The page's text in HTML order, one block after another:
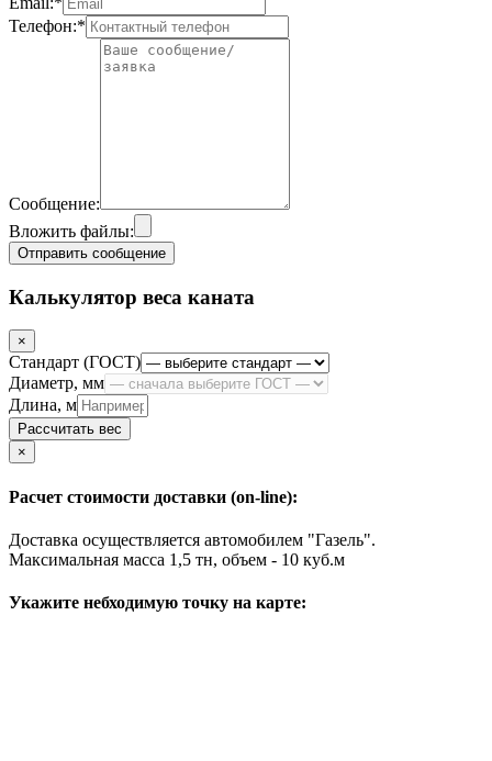
Телефон:*
Сообщение:
Вложить файлы:
Отправить сообщение
Калькулятор веса каната
×
Стандарт (ГОСТ)
Диаметр, мм
Длина, м
Рассчитать вес
×
Расчет стоимости доставки (on-line):
Доставка осуществляется автомобилем "Газель".
Максимальная масса 1,5 тн, объем - 10 куб.м
Укажите небходимую точку на карте: